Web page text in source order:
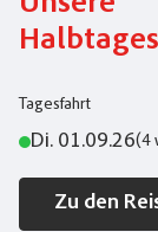
Tagesfahrt
Di. 01.09.26(4
Zu den